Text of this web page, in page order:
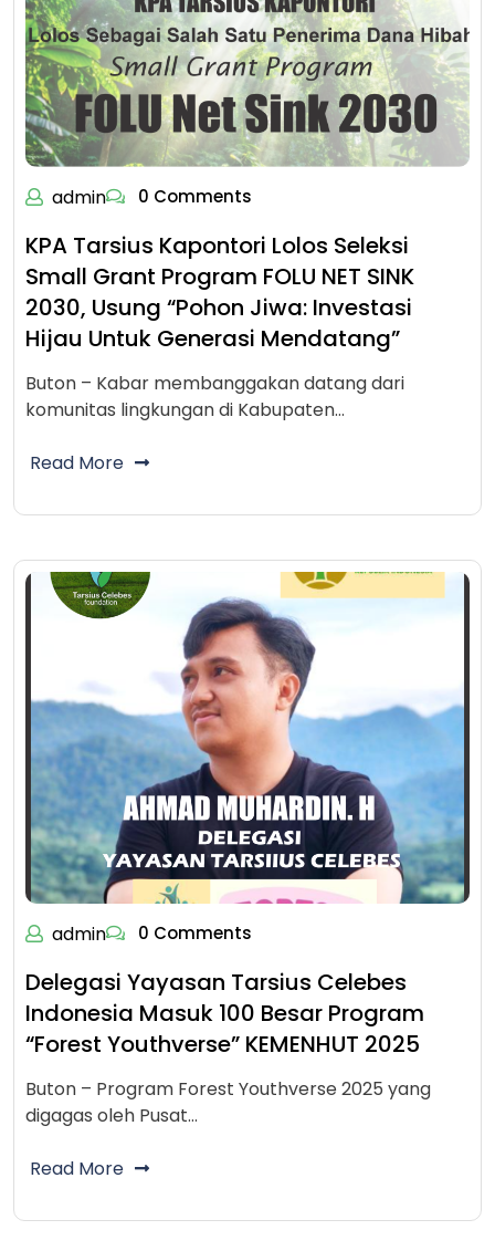
admin 0 Comments
KPA Tarsius Kapontori Lolos Seleksi
Small Grant Program FOLU NET SINK
2030, Usung “Pohon Jiwa: Investasi
Hijau Untuk Generasi Mendatang”
Buton – Kabar membanggakan datang dari
komunitas lingkungan di Kabupaten…
Read More
admin 0 Comments
Delegasi Yayasan Tarsius Celebes
Indonesia Masuk 100 Besar Program
“Forest Youthverse” KEMENHUT 2025
Buton – Program Forest Youthverse 2025 yang
digagas oleh Pusat…
Read More